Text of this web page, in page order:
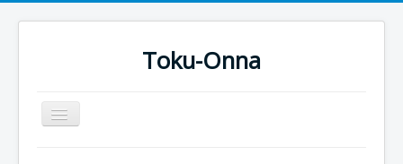
Toku-Onna
Basculer
la